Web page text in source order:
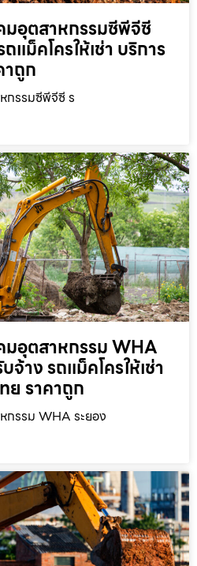
มอุตสาหกรรมซีพีจีซี
แม็คโครให้เช่า บริการ
ถูก
กรรมซีพีจีซี ร
มอุตสาหกรรม WHA
จ้าง รถแม็คโครให้เช่า
ย ราคาถูก
กรรม WHA ระยอง